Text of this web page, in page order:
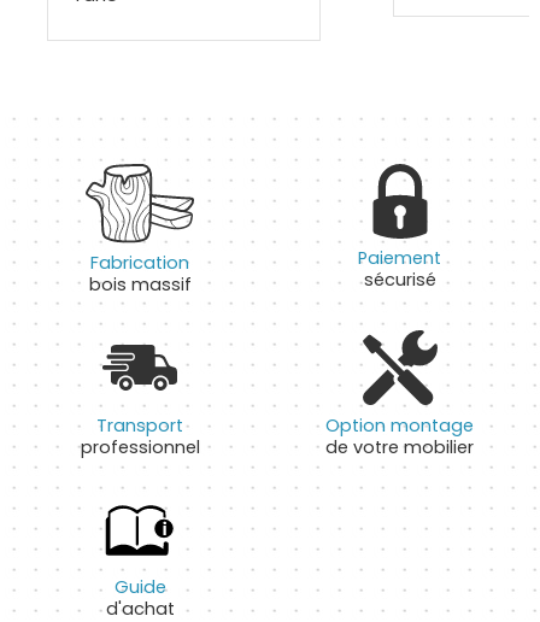
Fabrication
bois massif
Paiement
sécurisé
Transport
professionnel
Option montage
de votre mobilier
Guide
d'achat